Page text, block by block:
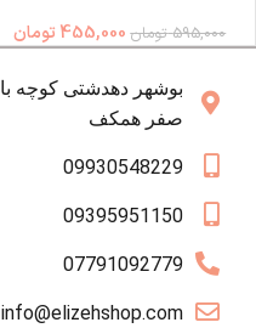
595,000 تومان 455,000 تومان
صفر همکف
09930548229
09395951150
07791092779
info@elizehshop.com